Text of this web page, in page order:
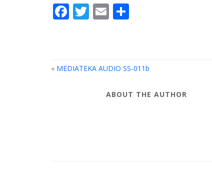
Facebook
Twitter
Email
« MEDIATEKA AUDIO SS-011b
ABOUT THE AUTHOR